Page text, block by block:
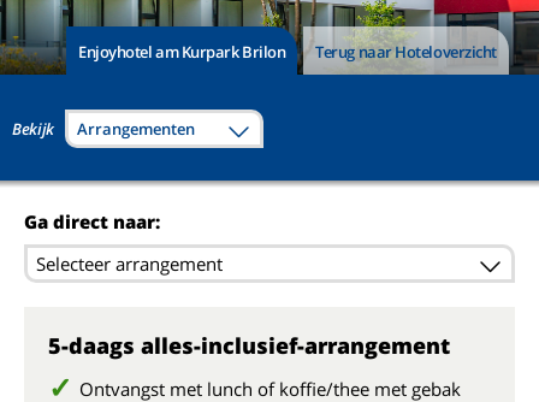
Enjoyhotel am Kurpark Brilon Terug naar Hoteloverzicht
Bekijk Arrangementen
Ga direct naar:
Selecteer arrangement
5-daags alles-inclusief-arrangement
Ontvangst met lunch of koffie/thee met gebak